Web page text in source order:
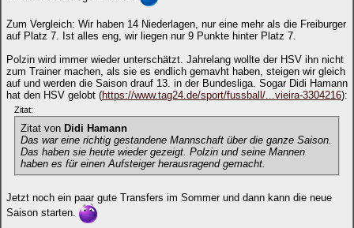
Zum Vergleich: Wir haben 14 Niederlagen, nur eine mehr als die Freiburger
auf Platz 7. Ist alles eng, wir liegen nur 9 Punkte hinter Platz 7.
Polzin wird immer wieder unterschätzt. Jahrelang wollte der HSV ihn nicht
zum Trainer machen, als sie es endlich gemavht haben, steigen wir gleich
auf und werden die Saison drauf 13. in der Bundesliga. Sogar Didi Hamann
hat den HSV gelobt (https://www.tag24.de/sport/fussball/...vieira-3304216):
Zitat:
Zitat von Didi Hamann
Das war eine richtig gestandene Mannschaft über die ganze Saison.
Das haben sie heute wieder gezeigt. Polzin und seine Mannen
haben es für einen Aufsteiger herausragend gemacht.
Jetzt noch ein paar gute Transfers im Sommer und dann kann die neue
Saison starten.